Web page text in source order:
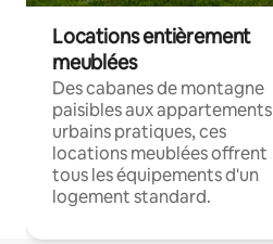
Locations entièrement
meublées
Des cabanes de montagne
paisibles aux appartements
urbains pratiques, ces
locations meublées offrent
tous les équipements d'un
logement standard.